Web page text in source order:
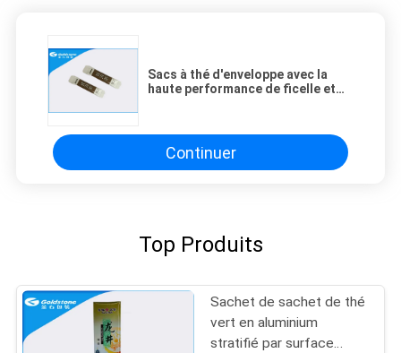
Sacs à thé d'enveloppe avec la
haute performance de ficelle et
Continuer
Top Produits
Sachet de sachet de thé
vert en aluminium
stratifié par surface